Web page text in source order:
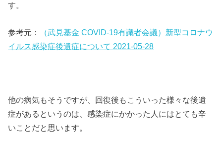
す。
参考元：
（武見基金 COVID-19有識者会議）新型コロナウ
イルス感染症後遺症について 2021-05-28
他の病気もそうですが、回復後もこういった様々な後遺
症があるというのは、感染症にかかった人にはとても辛
いことだと思います。